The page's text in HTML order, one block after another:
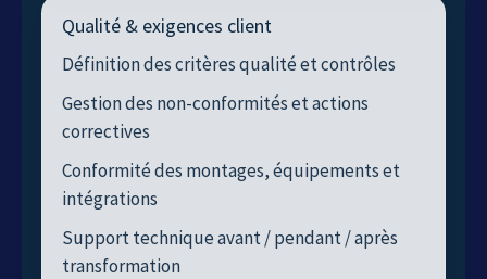
Qualité & exigences client
Définition des critères qualité et contrôles
Gestion des non-conformités et actions
correctives
Conformité des montages, équipements et
intégrations
Support technique avant / pendant / après
transformation